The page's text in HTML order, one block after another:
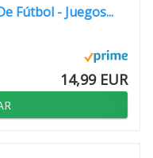
Fútbol - Juegos...
14,99 EUR